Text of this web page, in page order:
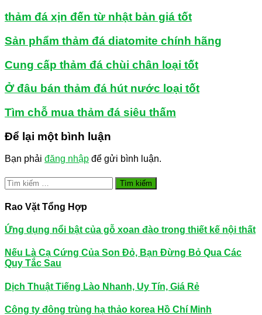
thảm đá xịn đến từ nhật bản giá tốt
Sản phẩm thảm đá diatomite chính hãng
Cung cấp thảm đá chùi chân loại tốt
Ở đâu bán thảm đá hút nước loại tốt
Tìm chỗ mua thảm đá siêu thấm
Để lại một bình luận
Bạn phải đăng nhập để gửi bình luận.
Tìm
kiếm
cho:
Rao Vặt Tổng Hợp
Ứng dụng nổi bật của gỗ xoan đào trong thiết kế nội thất
Nếu Là Cạ Cứng Của Son Đỏ, Bạn Đừng Bỏ Qua Các
Quy Tắc Sau
Dịch Thuật Tiếng Lào Nhanh, Uy Tín, Giá Rẻ
Công ty đông trùng hạ thảo korea Hồ Chí Minh